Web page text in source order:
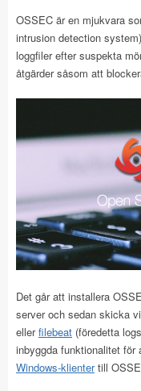
OSSEC är en mjukvara
intrusion detection
loggfiler efter suspekta
åtgärder såsom att
Det går att installera
server och sedan skicka
ellerfilebeat (föredetta
inbyggda funktionalitet
Windows-klientertill